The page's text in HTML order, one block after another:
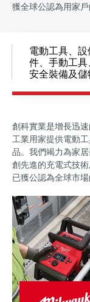
獲全球公認為用家戶
電動工具、設
件、手動工具
安全裝備及儲
創科實業是增長迅
工業用家提供電動
品。我們竭力為家
創先進的充電式技
已獲公認為全球市場